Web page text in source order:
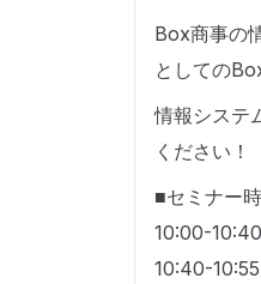
Box商事の
としての
情報システ
ください！
■セミナー
10:00-
10:40-